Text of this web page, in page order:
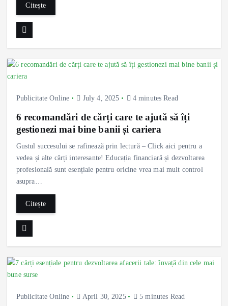
Citește
Publicitate Online July 4, 2025 4 minutes Read
6 recomandări de cărți care te ajută să îți
gestionezi mai bine banii și cariera
Gustul succesului se rafinează prin lectură – Click aici pentru a
vedea și alte cărți interesante! Educația financiară și dezvoltarea
profesională sunt esențiale pentru oricine vrea mai mult control
asupra…
Citește
Publicitate Online April 30, 2025 5 minutes Read